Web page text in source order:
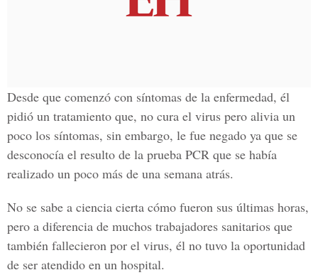
Desde que comenzó con síntomas de la enfermedad, él
pidió un tratamiento que, no cura el virus pero alivia un
poco los síntomas, sin embargo, le fue negado ya que se
desconocía el resulto de la prueba PCR que se había
realizado un poco más de una semana atrás.
No se sabe a ciencia cierta cómo fueron sus últimas horas,
pero a diferencia de muchos trabajadores sanitarios que
también fallecieron por el virus, él no tuvo la oportunidad
de ser atendido en un hospital.